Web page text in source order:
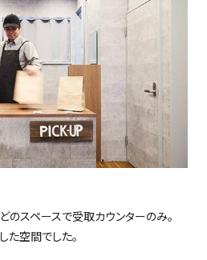
のスペースで受取カウンターのみ。
た空間でした。